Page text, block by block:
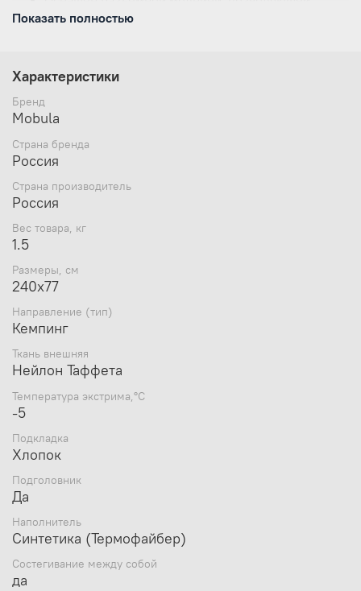
соединять вместе два спальных мешка;
самопроизвольно расстегнуться, а
спальный мешок изнутри;
проветривания в походных условиях;
В варианте спального мешка c подголовником
подголовник для лучшей защиты от холода;
Ткань верха - легкий дышащий
материал
Улучшенный утеплитель
гр/м²
состоянии и быстро сохнет, так как не впитывает
влагу. Благодаря высокоизвитой структуре полых
силиконизированный волокон с термофиксацией
утеплитель устойчив к сжатию, сохраняет объем
при многократных деформациях;
внутренний слои утеплителя пришиваются
внутренней ткани, что исключает наличие
сквозного холодного шва.
содержащей информацию об изделии.
Характеристики:
Вес товара, кг: 1.5;
Размеры, см: 240x77;
Показать полностью
Характеристики
Бренд
Mobula
Страна бренда
Россия
Страна производитель
Россия
Вес товара, кг
1.5
Размеры, см
240x77
Направление (тип)
Кемпинг
Ткань внешняя
Нейлон Таффета
Температура экстрима,°С
-5
Подкладка
Хлопок
Подголовник
Да
Наполнитель
Синтетика (Термофайбер)
Состегивание между собой
да